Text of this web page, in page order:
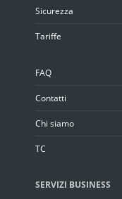
Sicurezza
Tariffe
FAQ
Contatti
Chi siamo
TC
SERVIZI BUSINESS